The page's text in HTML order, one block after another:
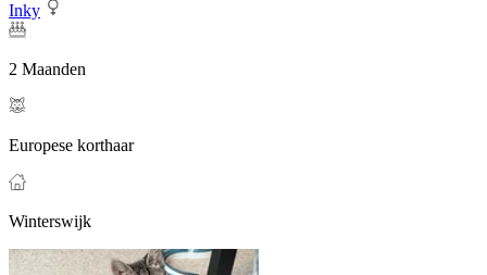
Inky
2 Maanden
Europese korthaar
Winterswijk